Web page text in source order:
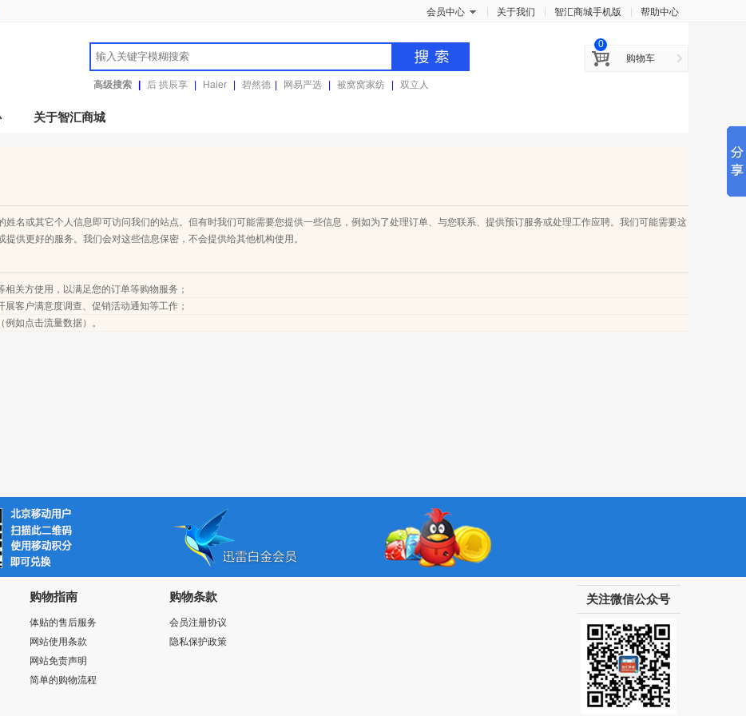
关于我们 智汇商城手机版 帮助中心
会员中心
高级搜索 后 拱辰享 Haier 碧然德 网易严选 被窝窝家纺 双立人
购物车
0
关于智汇商城
姓名或其它个人信息即可访问我们的站点。但有时我们可能需要您提供一些信息，例如为了处理订单、与您联系、提供预订服务或处理工作应聘。我们可能需要这
提供更好的服务。我们会对这些信息保密，不会提供给其他机构使用。
相关方使用，以满足您的订单等购物服务；
展客户满意度调查、促销活动通知等工作；
如点击流量数据）。
购物指南
体贴的售后服务
网站使用条款
网站免责声明
简单的购物流程
购物条款
会员注册协议
隐私保护政策
关注微信公众号